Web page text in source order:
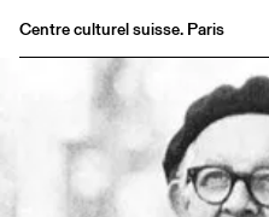
Centre culturel suisse. Paris
Buvette
Archives